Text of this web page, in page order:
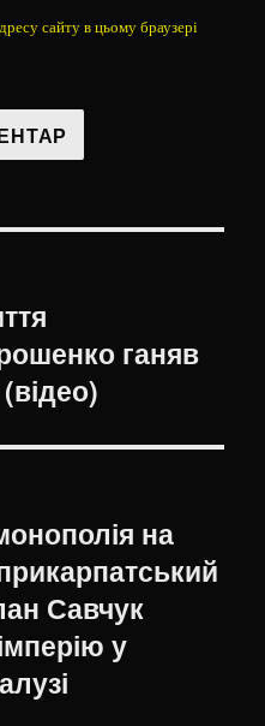
сайту в цьому браузері
ганяв
на
Савчук
у